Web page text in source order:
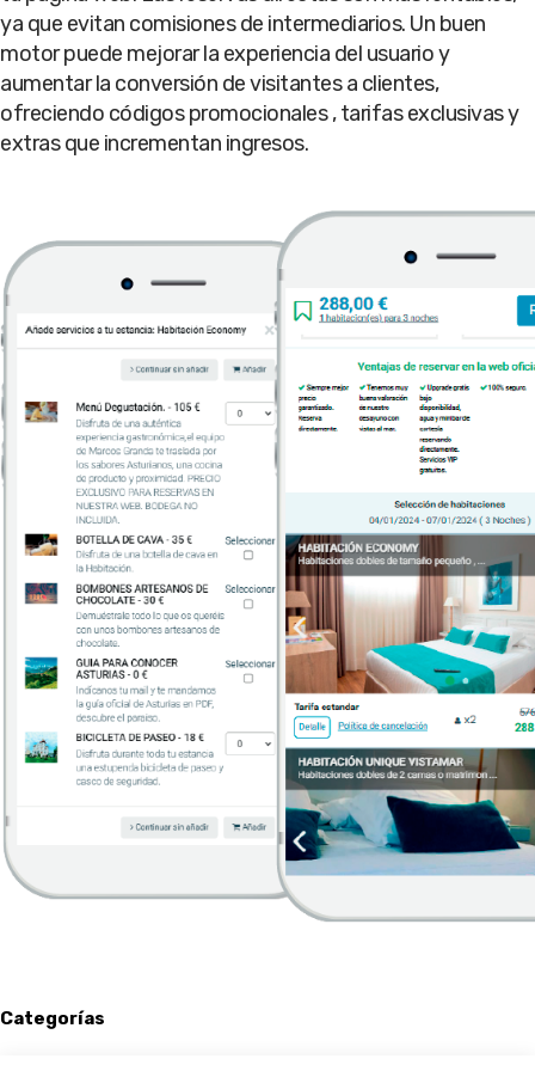
ya que evitan comisiones de intermediarios. Un buen
motor puede mejorar la experiencia del usuario y
aumentar la conversión de visitantes a clientes,
ofreciendo códigos promocionales , tarifas exclusivas y
extras que incrementan ingresos.
Categorías